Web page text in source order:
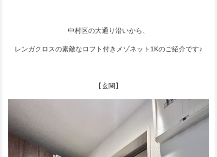
中村区の大通り沿いから、
レンガクロスの素敵なロフト付きメゾネット1Kのご紹介です♪
【玄関】